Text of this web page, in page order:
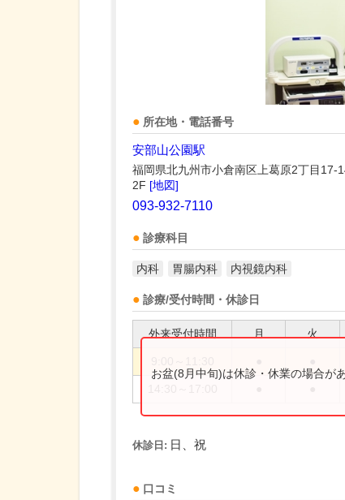
所在地・電話番号
安部山公園駅
福岡県北九州市小倉南区上葛原2丁目17-
2F [地図]
093-932-7110
診療科目
内科 胃腸内科 内視鏡内科
診療/受付時間・休診日
外来受付時間 月 火
お盆(8月中旬)は休診・休業の場合が
休診日: 日、祝
口コミ